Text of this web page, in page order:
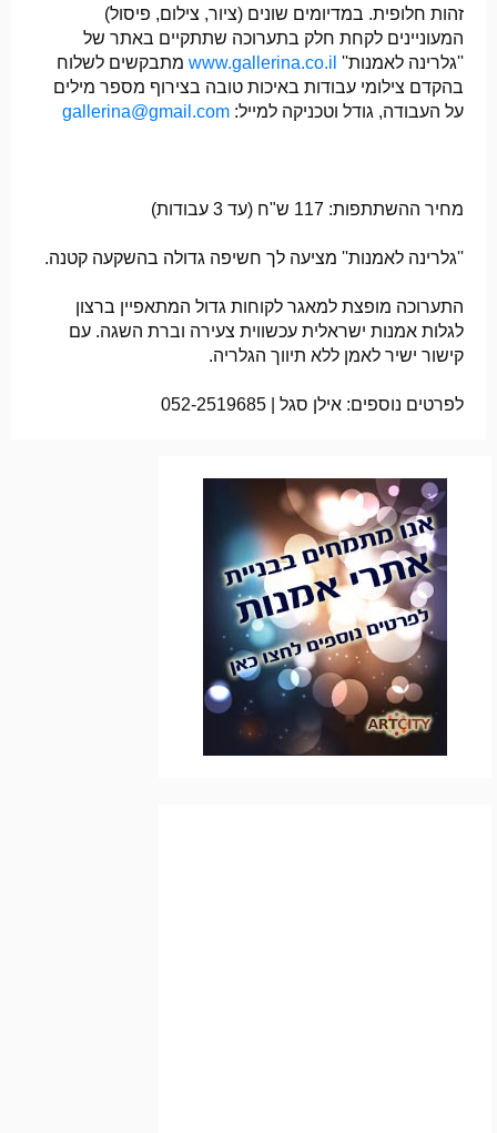
זהות חלופית. במדיומים שונים (ציור, צילום, פיסול)
המעוניינים לקחת חלק בתערוכה שתתקיים באתר של
''גלרינה לאמנות'' www.gallerina.co.il מתבקשים לשלוח
בהקדם צילומי עבודות באיכות טובה בצירוף מספר מילים
על העבודה, גודל וטכניקה למייל: gallerina@gmail.com
מחיר ההשתתפות: 117 ש"ח (עד 3 עבודות)
''גלרינה לאמנות'' מציעה לך חשיפה גדולה בהשקעה קטנה.
התערוכה מופצת למאגר לקוחות גדול המתאפיין ברצון
לגלות אמנות ישראלית עכשווית צעירה וברת השגה. עם
קישור ישיר לאמן ללא תיווך הגלריה.
לפרטים נוספים: אילן סגל | 052-2519685